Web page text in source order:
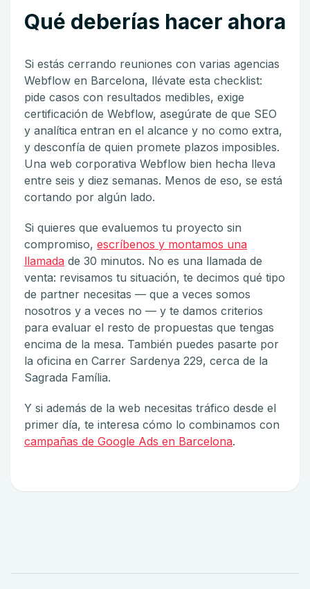
Qué deberías hacer ahora
Si estás cerrando reuniones con varias agencias
Webflow en Barcelona, llévate esta checklist:
pide casos con resultados medibles, exige
certificación de Webflow, asegúrate de que SEO
y analítica entran en el alcance y no como extra,
y desconfía de quien promete plazos imposibles.
Una web corporativa Webflow bien hecha lleva
entre seis y diez semanas. Menos de eso, se está
cortando por algún lado.
Si quieres que evaluemos tu proyecto sin
compromiso, escríbenos y montamos una
llamada de 30 minutos. No es una llamada de
venta: revisamos tu situación, te decimos qué tipo
de partner necesitas — que a veces somos
nosotros y a veces no — y te damos criterios
para evaluar el resto de propuestas que tengas
encima de la mesa. También puedes pasarte por
la oficina en Carrer Sardenya 229, cerca de la
Sagrada Família.
Y si además de la web necesitas tráfico desde el
primer día, te interesa cómo lo combinamos con
campañas de Google Ads en Barcelona.